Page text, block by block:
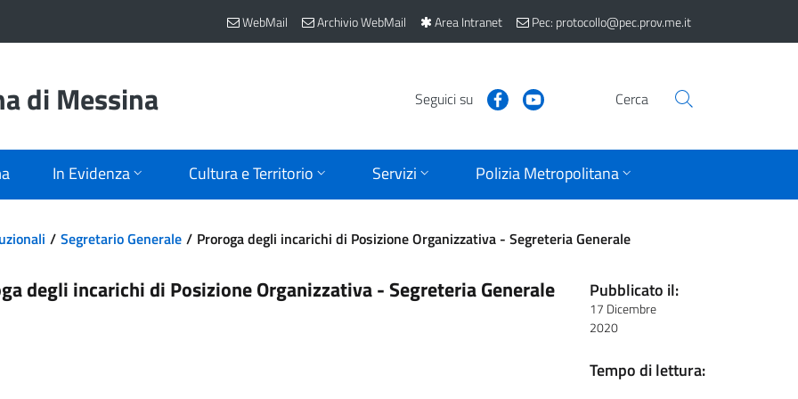
WebMail Archivio WebMail Area Intranet Pec: protocollo@pec.prov.me.it
di Messina Seguici su Cerca
In Evidenza Cultura e Territorio Servizi Polizia Metropolitana
Segretario Generale Proroga degli incarichi di Posizione Organizzativa - Segreteria Generale
degli incarichi di Posizione Organizzativa - Segreteria Generale Pubblicato il:
17 Dicembre
2020
Tempo di lettura: